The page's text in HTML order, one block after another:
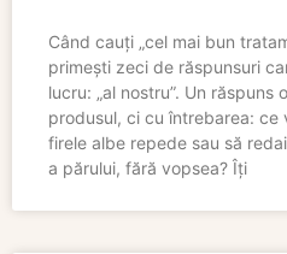
Când cauți „cel mai bun
primești zeci de răspunsuri
lucru: „al nostru”. Un răspuns
produsul, ci cu întrebarea:
firele albe repede sau să
a părului, fără vopsea? Îți